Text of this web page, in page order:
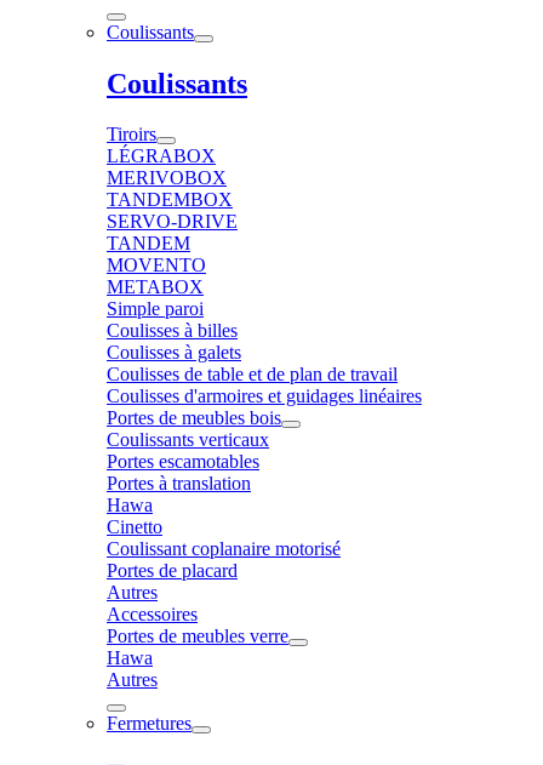
Coulissants
Coulissants
Tiroirs
LÉGRABOX
MERIVOBOX
TANDEMBOX
SERVO-DRIVE
TANDEM
MOVENTO
METABOX
Simple paroi
Coulisses à billes
Coulisses à galets
Coulisses de table et de plan de travail
Coulisses d'armoires et guidages linéaires
Portes de meubles bois
Coulissants verticaux
Portes escamotables
Portes à translation
Hawa
Cinetto
Coulissant coplanaire motorisé
Portes de placard
Autres
Accessoires
Portes de meubles verre
Hawa
Autres
Fermetures